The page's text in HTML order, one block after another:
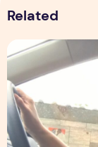
Related
Entre corridas e